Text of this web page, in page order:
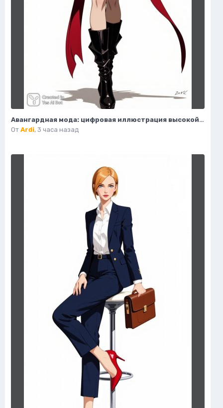
Авангардная мода: цифровая иллюстрация высокой моды в деталях. Изображение из нейронной сети Flux Ai
От Ardi, 3 часа назад